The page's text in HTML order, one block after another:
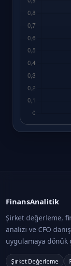
FinansAnalitik
Şirket değerleme,
analizi ve CFO
uygulamaya dönük
Şirket Değerleme